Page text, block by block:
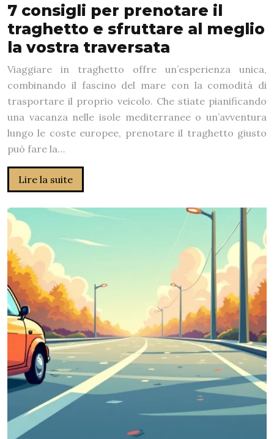
7 consigli per prenotare il
traghetto e sfruttare al meglio
la vostra traversata
Viaggiare in traghetto offre un’esperienza unica,
combinando il fascino del mare con la comodità di
trasportare il proprio veicolo. Che stiate pianificando
una vacanza nelle isole mediterranee o un’avventura
lungo le coste europee, prenotare il traghetto giusto
può fare la…
Lire la suite